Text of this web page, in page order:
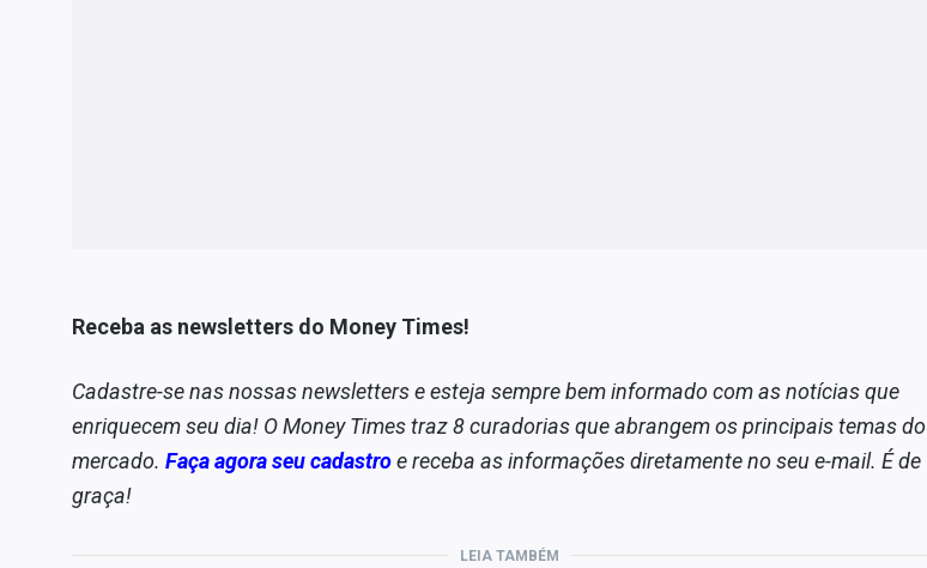
Receba as newsletters do Money Times!
Cadastre-se nas nossas newsletters e esteja sempre bem informado com as notícias que
enriquecem seu dia! O Money Times traz 8 curadorias que abrangem os principais temas do
mercado. Faça agora seu cadastroe receba as informações diretamente no seu e-mail. É de
graça!
LEIA TAMBÉM